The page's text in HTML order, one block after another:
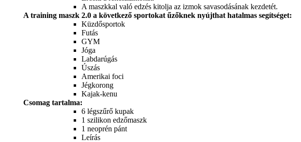
A maszkkal való edzés kitolja az izmok savasodásának kezdetét.
A training maszk 2.0 a következő sportokat űzőknek nyújthat hatalmas segítséget:
Küzdősportok
Futás
GYM
Jóga
Labdarúgás
Úszás
Amerikai foci
Jégkorong
Kajak-kenu
Csomag tartalma:
6 légszűrő kupak
1 szilikon edzőmaszk
1 neoprén pánt
Leírás